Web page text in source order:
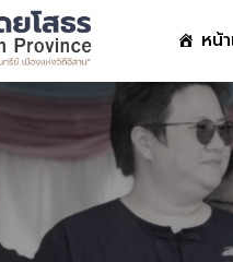
หน้
for: